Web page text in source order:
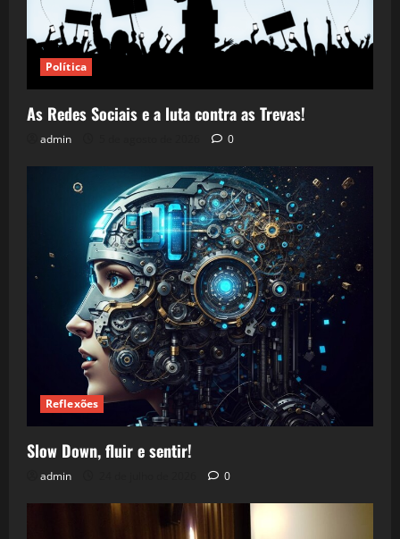
Política
As Redes Sociais e a luta contra as Trevas!
admin 0
Reflexões
Slow Down, fluir e sentir!
admin 0